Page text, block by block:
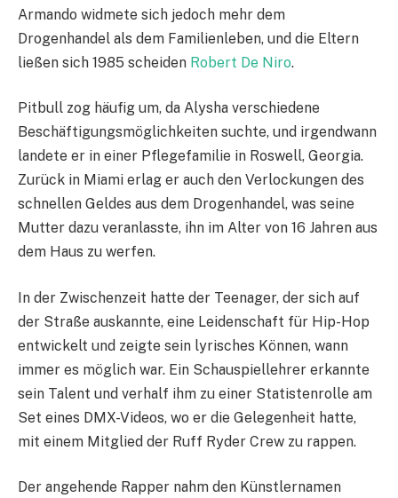
Armando widmete sich jedoch mehr dem
Drogenhandel als dem Familienleben, und die Eltern
ließen sich 1985 scheiden Robert De Niro.
Pitbull zog häufig um, da Alysha verschiedene
Beschäftigungsmöglichkeiten suchte, und irgendwann
landete er in einer Pflegefamilie in Roswell, Georgia.
Zurück in Miami erlag er auch den Verlockungen des
schnellen Geldes aus dem Drogenhandel, was seine
Mutter dazu veranlasste, ihn im Alter von 16 Jahren aus
dem Haus zu werfen.
In der Zwischenzeit hatte der Teenager, der sich auf
der Straße auskannte, eine Leidenschaft für Hip-Hop
entwickelt und zeigte sein lyrisches Können, wann
immer es möglich war. Ein Schauspiellehrer erkannte
sein Talent und verhalf ihm zu einer Statistenrolle am
Set eines DMX-Videos, wo er die Gelegenheit hatte,
mit einem Mitglied der Ruff Ryder Crew zu rappen.
Der angehende Rapper nahm den Künstlernamen